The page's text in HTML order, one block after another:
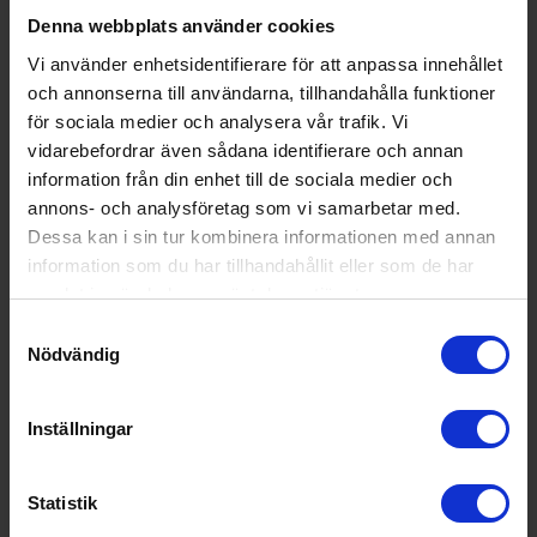
Denna webbplats använder cookies
Vi använder enhetsidentifierare för att anpassa innehållet
och annonserna till användarna, tillhandahålla funktioner
för sociala medier och analysera vår trafik. Vi
vidarebefordrar även sådana identifierare och annan
information från din enhet till de sociala medier och
annons- och analysföretag som vi samarbetar med.
Dessa kan i sin tur kombinera informationen med annan
information som du har tillhandahållit eller som de har
samlat in när du har använt deras tjänster.
Nödvändig
Inställningar
Statistik
Energiklass: G